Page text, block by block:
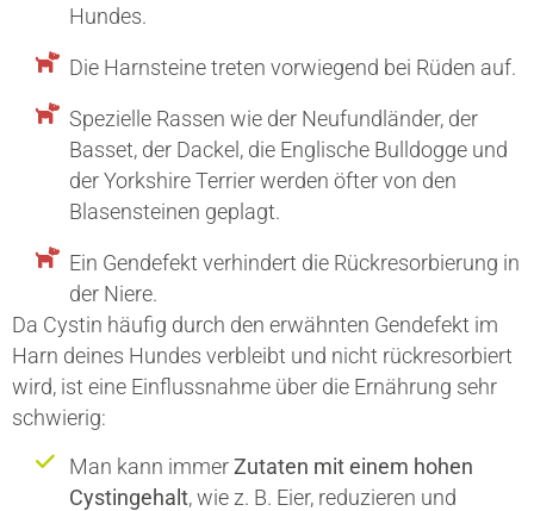
Hundes.
Die Harnsteine treten vorwiegend bei Rüden auf.
Spezielle Rassen wie der Neufundländer, der
Basset, der Dackel, die Englische Bulldogge und
der Yorkshire Terrier werden öfter von den
Blasensteinen geplagt.
Ein Gendefekt verhindert die Rückresorbierung in
der Niere.
Da Cystin häufig durch den erwähnten Gendefekt im
Harn deines Hundes verbleibt und nicht rückresorbiert
wird, ist eine Einflussnahme über die Ernährung sehr
schwierig:
Man kann immer Zutaten mit einem hohen
Cystingehalt, wie z. B. Eier, reduzieren und